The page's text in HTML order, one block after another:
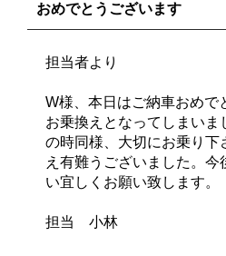
おめでとうございます
担当者より
W様、本日はご納車おめで
お乗換えとなってしまいま
の時同様、大切にお乗り下
え有難うございました。
い宜しくお願い致します。
担当 小林